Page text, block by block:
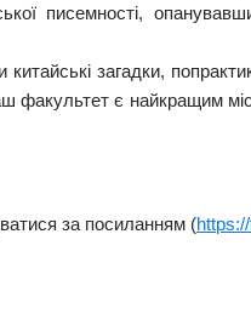
писемності,
загадки,
факультет є найкращим
за посиланням (